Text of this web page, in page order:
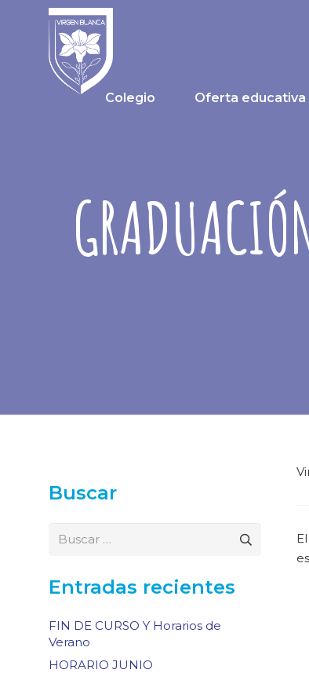
Colegio Oferta educativa
Buscar
Buscar:
Entradas recientes
FIN DE CURSO Y Horarios de
Verano
HORARIO JUNIO